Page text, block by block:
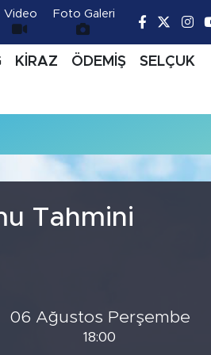
Video Foto Galeri
KİRAZ ÖDEMİŞ SELÇUK
Tahmini
06 Ağustos Perşembe
18:00